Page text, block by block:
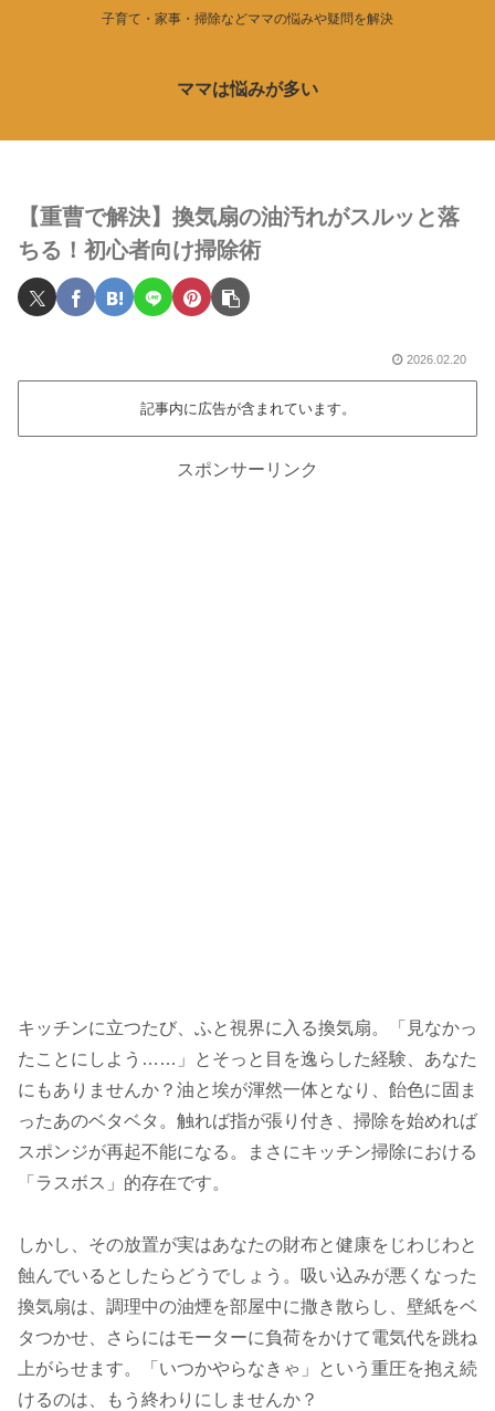
子育て・家事・掃除などママの悩みや疑問を解決
ママは悩みが多い
【重曹で解決】換気扇の油汚れがスルッと落
ちる！初心者向け掃除術
2026.02.20
記事内に広告が含まれています。
スポンサーリンク
キッチンに立つたび、ふと視界に入る換気扇。「見なかっ
たことにしよう……」とそっと目を逸らした経験、あなた
にもありませんか？油と埃が渾然一体となり、飴色に固ま
ったあのベタベタ。触れば指が張り付き、掃除を始めれば
スポンジが再起不能になる。まさにキッチン掃除における
「ラスボス」的存在です。
しかし、その放置が実はあなたの財布と健康をじわじわと
蝕んでいるとしたらどうでしょう。吸い込みが悪くなった
換気扇は、調理中の油煙を部屋中に撒き散らし、壁紙をベ
タつかせ、さらにはモーターに負荷をかけて電気代を跳ね
上がらせます。「いつかやらなきゃ」という重圧を抱え続
けるのは、もう終わりにしませんか？